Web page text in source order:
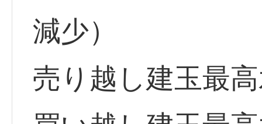
減少）
売り越し建玉最